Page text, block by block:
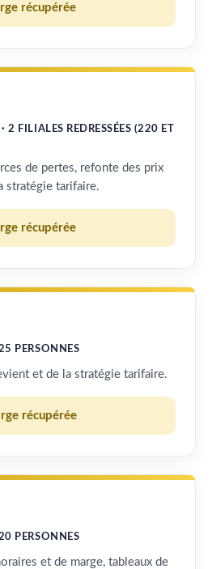
récupérée
2 FILIALES REDRESSÉES (220 ET
de pertes, refonte des prix
stratégie tarifaire.
récupérée
PERSONNES
et de la stratégie tarifaire.
récupérée
PERSONNES
et de marge, tableaux de